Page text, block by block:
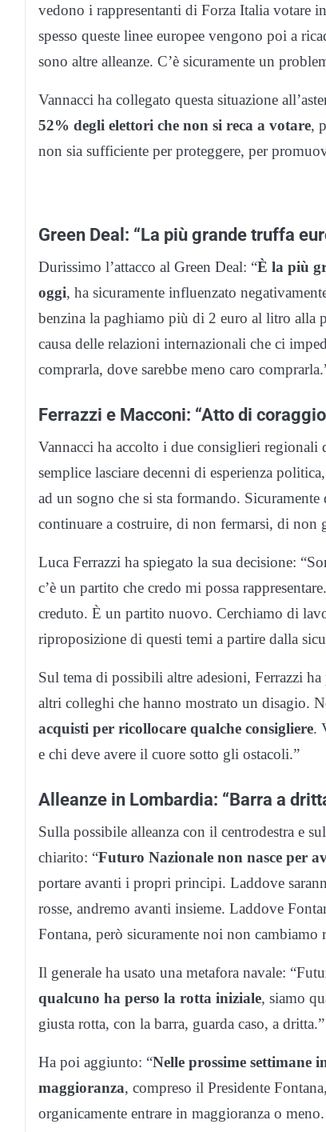
vedono i rappresentanti di Forza Italia votare
spesso queste linee europee vengono poi a
sono altre alleanze. C’è sicuramente un
Vannacci ha collegato questa situazione
52% degli elettori che non si reca a votare,
non sia sufficiente per proteggere, per
Green Deal: “La più grande truffa
Durissimo l’attacco al Green Deal: “È la più
oggi, ha sicuramente influenzato
benzina la paghiamo più di 2 euro al litro alla
causa delle relazioni internazionali che ci
comprarla, dove sarebbe meno caro
Ferrazzi e Macconi: “Atto di
Vannacci ha accolto i due consiglieri regionali
semplice lasciare decenni di esperienza
ad un sogno che si sta formando.
continuare a costruire, di non fermarsi, di non
Luca Ferrazzi ha spiegato la sua decisione:
c’è un partito che credo mi possa
creduto. È un partito nuovo. Cerchiamo di
riproposizione di questi temi a partire dalla
Sul tema di possibili altre adesioni, Ferrazzi ha
altri colleghi che hanno mostrato un disagio.
acquisti per ricollocare qualche consigliere.
e chi deve avere il cuore sotto gli ostacoli.”
Alleanze in Lombardia: “Barra a
Sulla possibile alleanza con il centrodestra e
chiarito: “Futuro Nazionale non nasce per
portare avanti i propri principi. Laddove
rosse, andremo avanti insieme. Laddove
Fontana, però sicuramente noi non cambiamo
Il generale ha usato una metafora navale:
qualcuno ha perso la rotta iniziale, siamo
giusta rotta, con la barra, guarda caso, a dritta.”
Ha poi aggiunto: “Nelle prossime settimane
maggioranza, compreso il Presidente
organicamente entrare in maggioranza o meno.